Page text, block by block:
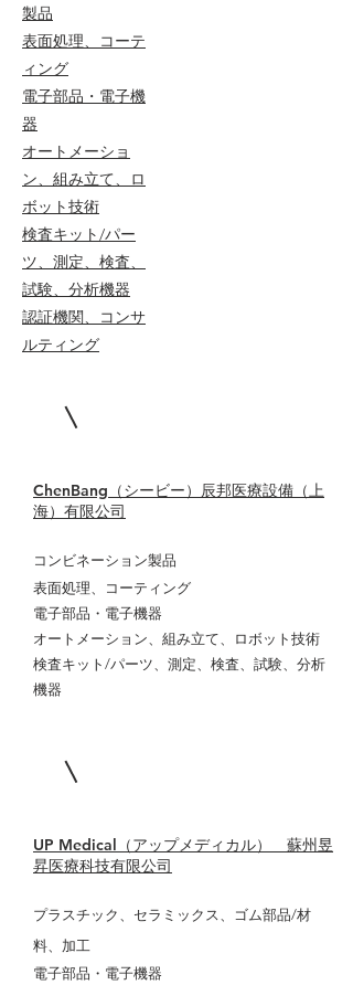
製品
表面処理、コーテ
ィング
電子部品・電子機
器
オートメーショ
ン、組み立て、ロ
ボット技術
検査キット/パー
ツ、測定、検査、
試験、分析機器
認証機関、コンサ
ルティング
ChenBang（シービー）辰邦医療設備（上
海）有限公司
コンビネーション製品
表面処理、コーティング
電子部品・電子機器
オートメーション、組み立て、ロボット技術
検査キット/パーツ、測定、検査、試験、分析
機器
UP Medical（アップメディカル） 蘇州昱
昇医療科技有限公司
プラスチック、セラミックス、ゴム部品/材
料、加工
電子部品・電子機器